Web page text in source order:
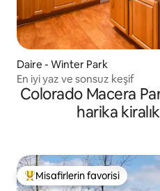
Daire - Winter Park
En iyi yaz ve sonsuz keşif
Colorado Macera
harika
Misafirlerin favorilerinden en
Misafirlerin favorisi